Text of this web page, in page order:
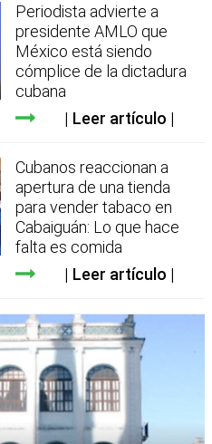
Periodista advierte a
presidente AMLO que
México está siendo
cómplice de la dictadura
cubana
Leer artículo
Cubanos reaccionan a
apertura de una tienda
para vender tabaco en
Cabaiguán: Lo que hace
falta es comida
Leer artículo